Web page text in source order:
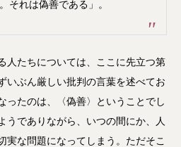
それは偽善である」。
人たちについては、ここに先立つ第
いぶん厳しい批判の言葉を述べてお
ったのは、〈偽善〉ということでし
うでありながら、いつの間にか、人
実な問題になってしまう。ただそこ